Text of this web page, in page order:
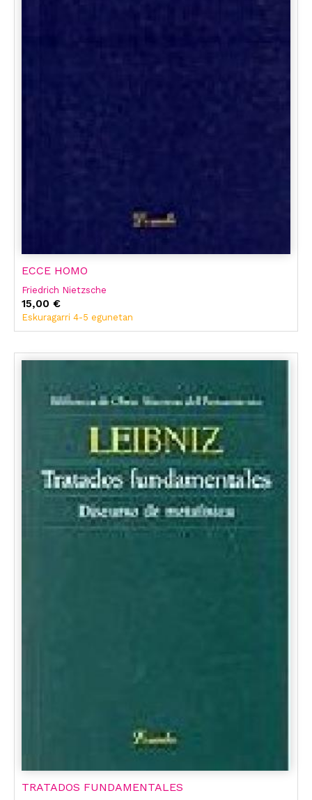
ECCE HOMO
Friedrich Nietzsche
15,00 €
Eskuragarri 4-5 egunetan
TRATADOS FUNDAMENTALES